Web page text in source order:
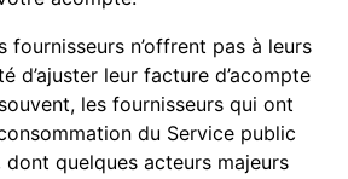
fournisseurs n’offrent pas à leurs
d’ajuster leur facture d’acompte
les fournisseurs qui ont
du Service public
quelques acteurs majeurs